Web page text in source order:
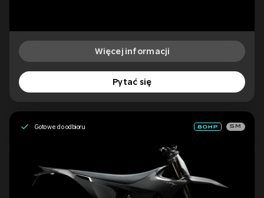
Więcej informacji
Pytać się
Gotowe do odbioru SM